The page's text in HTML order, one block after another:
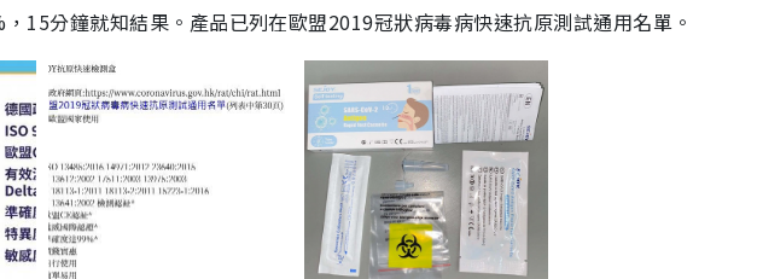
15分鐘就知結果。產品已列在歐盟2019冠狀病毒病快速抗原測試通用名單。